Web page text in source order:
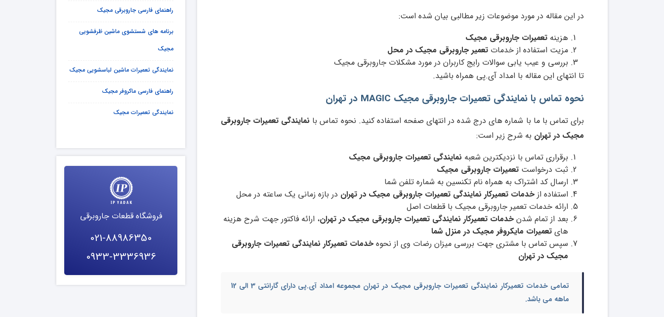
در این مقاله در مورد موضوعات زیر مطالبی بیان شده است:
هزینه تعمیرات جاروبرقی مجیک
مزیت استفاده از خدمات تعمیر جاروبرقی مجیک در محل
بررسی و عیب یابی سوالات رایج کاربران در مورد مشکلات جاروبرقی مجیک
تا انتهای این مقاله با امداد آی.پی همراه باشید.
نحوه تماس با نمایندگی تعمیرات جاروبرقی مجیک MAGIC در تهران
برای تماس با ما با شماره های درج شده در انتهای صفحه استفاده کنید. نحوه تماس با نمایندگی تعمیرات جاروبرقی
مجیک در تهران به شرح زیر است:
برقراری تماس با نزدیکترین شعبه نمایندگی تعمیرات جاروبرقی مجیک
ثبت درخواست تعمیرات جاروبرقی مجیک
ارسال کد اشتراک به همراه نام تکنسین به شماره تلفن شما
استفاده از خدمات تعمیرکار نمایندگی تعمیرات جاروبرقی مجیک در تهران در بازه زمانی یک ساعته در محل
ارائه خدمات تعمیر جاروبرقی مجیک با قطعات اصل
بعد از تمام شدن خدمات تعمیرکار نمایندگی تعمیرات جاروبرقی مجیک در تهران، ارائه فاکتور جهت شرح هزینه
های تعمیرات مایکروفر مجیک در منزل شما
سپس تماس با مشتری جهت بررسی میزان رضات وی از نحوه خدمات تعمیرکار نمایندگی تعمیرات جاروبرقی
مجیک در تهران
تمامیخدمات تعمیرکار نمایندگی تعمیرات جاروبرقی مجیک در تهران
مجموعه امداد آی.پی دارای گارانتی 3 الی 12
ماهه می باشد.
راهنمای فارسی جاروبرقی مجیک
برنامه های شستشوی ماشین ظرفشویی
مجیک
نمایندگی تعمیرات ماشین لباسشویی مجیک
راهنمای فارسی ماکروفر مجیک
نمایندگی تعمیرات مجیک
فروشگاه قطعات جاروبرقی
021-88986350
0933-3336936